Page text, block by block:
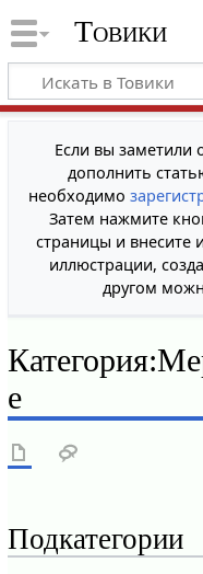
Товики
Если вы заметили
дополнить
необходимо
Затем нажмите
страницы и внесите
иллюстрации,
другом
Категория:
е
Подкатегории